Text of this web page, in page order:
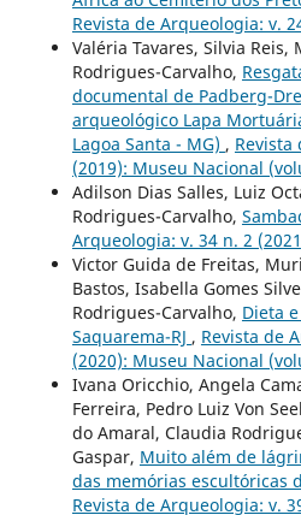
Revista de Arqueologia: v.
Valéria Tavares, Silvia
Rodrigues-Carvalho,
documental de Padberg-
arqueológico Lapa
Lagoa Santa - MG) , Revista
(2019): Museu Nacional
Adilson Dias Salles, Luiz
Rodrigues-Carvalho,
Arqueologia: v. 34 n. 2
Victor Guida de Freitas,
Bastos, Isabella Gomes
Rodrigues-Carvalho, Dieta
Saquarema-RJ , Revista de
(2020): Museu Nacional
Ivana Oricchio, Angela
Ferreira, Pedro Luiz Von
do Amaral, Claudia
Gaspar, Muito além de
das memórias escultóricas
Revista de Arqueologia: v.